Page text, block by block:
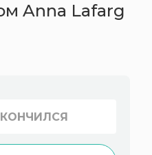
Anna Lafarg